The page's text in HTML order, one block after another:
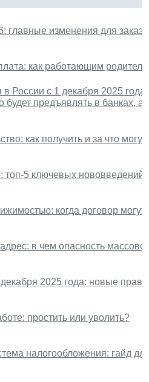
главные изменения для
как работающим
в России с 1 декабря 2025
будет предъявлять в банках,
как получить и за что
топ-5 ключевых нововведений
когда договор
в чем опасность
2025 года: новые
простить или уволить?
налогообложения: гайд